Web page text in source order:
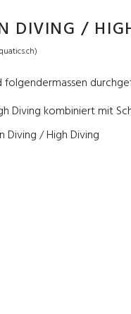
DIVING /
Diving kombiniert mit
Diving / High Diving